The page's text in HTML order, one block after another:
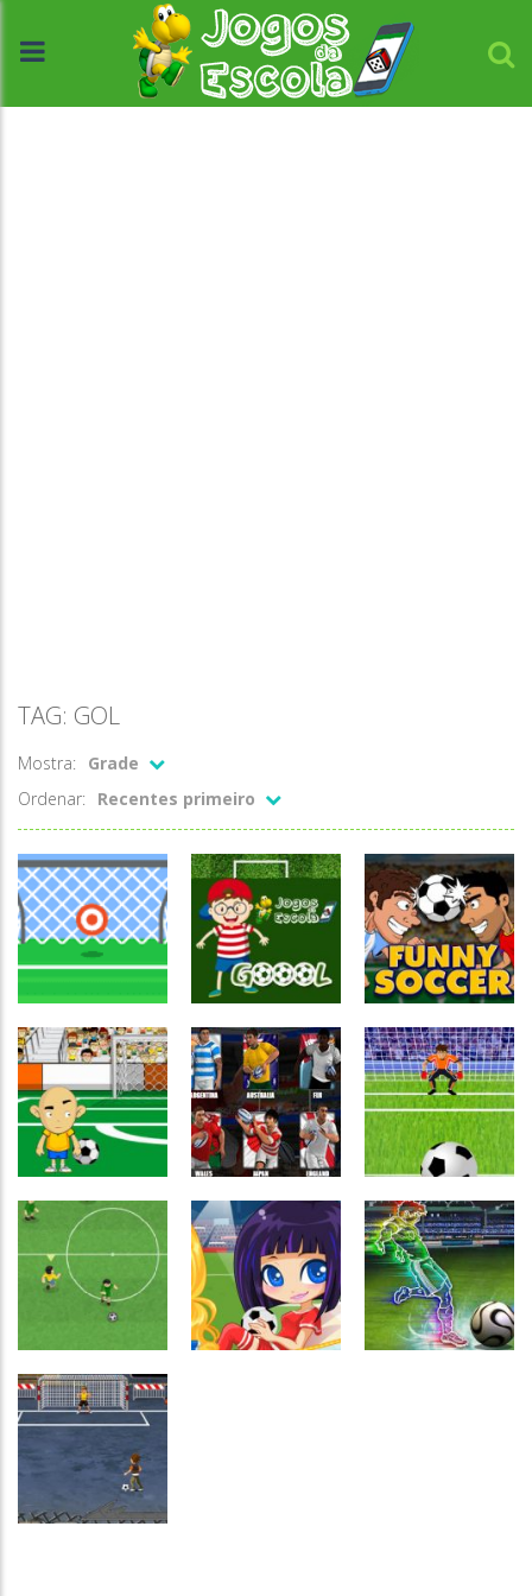
TAG: GOL
Mostra:
Grade
Ordenar:
Recentes primeiro
Coordenação
Motora
Chute no alvo
Atividades
Português e
Matemática
Goool
Passatempo
Funny soccer
Passatempo
Crazy Freekick
Passatempo
Jogador de
Rugby
Passatempo
Penalidades
Passatempo
Copa do
mundo de
futebol